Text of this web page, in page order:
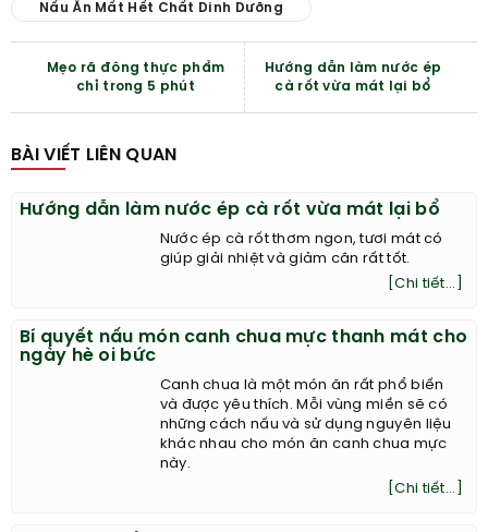
Nấu Ăn Mất Hết Chất Dinh Dưỡng
Mẹo rã đông thực phẩm
chỉ trong 5 phút
Hướng dẫn làm nước ép
cà rốt vừa mát lại bổ
BÀI VIẾT LIÊN QUAN
Hướng dẫn làm nước ép cà rốt vừa mát lại bổ
Nước ép cà rốt thơm ngon, tươi mát có
giúp giải nhiệt và giảm cân rất tốt.
[Chi tiết...]
Bí quyết nấu món canh chua mực thanh mát cho
ngày hè oi bức
Canh chua là một món ăn rất phổ biến
và được yêu thích. Mỗi vùng miền sẽ có
những cách nấu và sử dụng nguyên liệu
khác nhau cho món ăn canh chua mực
này.
[Chi tiết...]